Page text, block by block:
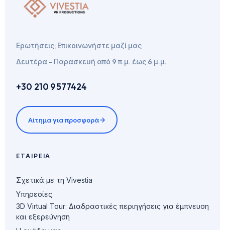
Ερωτήσεις; Επικοινωνήστε μαζί μας
Δευτέρα - Παρασκευή από 9 π.μ. έως 6 μ.μ.
+30 210 9577424
Αίτημα για προσφορά
ΕΤΑΙΡΕΊΑ
Σχετικά με τη Vivestia
Υπηρεσίες
3D Virtual Tour: Διαδραστικές περιηγήσεις για έμπνευση
και εξερεύνηση